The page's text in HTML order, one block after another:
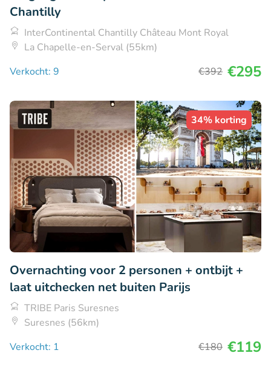
Chantilly
InterContinental Chantilly Château Mont Royal
La Chapelle-en-Serval (55km)
Verkocht: 9
€392 €295
34% korting
Overnachting voor 2 personen + ontbijt +
laat uitchecken net buiten Parijs
TRIBE Paris Suresnes
Suresnes (56km)
Verkocht: 1
€180 €119